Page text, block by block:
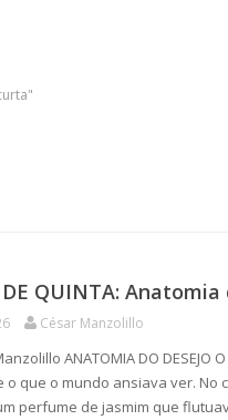
QUINTA:
César Manzolillo
ANATOMIA DO DESEJO
o que o mundo ansiava ver. No
perfume de jasmim que